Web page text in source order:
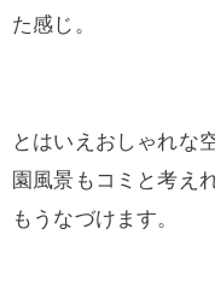
た感じ。
とはいえおしゃれな
園風景もコミと考え
もうなづけます。